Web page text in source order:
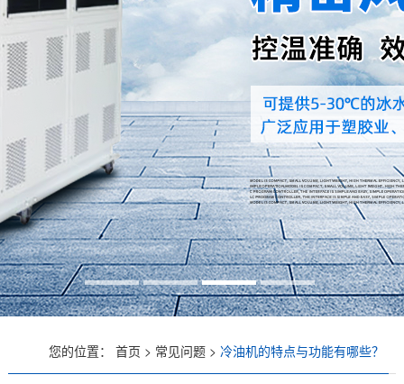
冷热一体恒温机
螺杆式冷水机系列
螺杆式冷水机系列
螺杆式冷水机系列
螺杆式冷水机系列
螺杆式冷水机系列
您的位置： 首页 > 常见问题> 冷油机的特点与功能有哪些？